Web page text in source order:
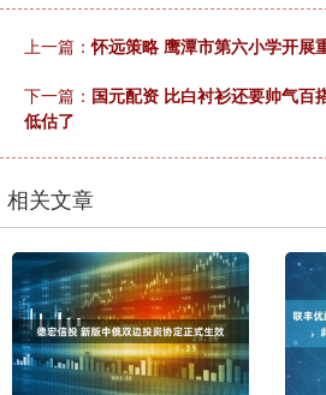
上一篇：怀远策略 鹰潭市第六小学开展
下一篇： 国元配资 比白衬衫还要帅气百
低估了
相关文章